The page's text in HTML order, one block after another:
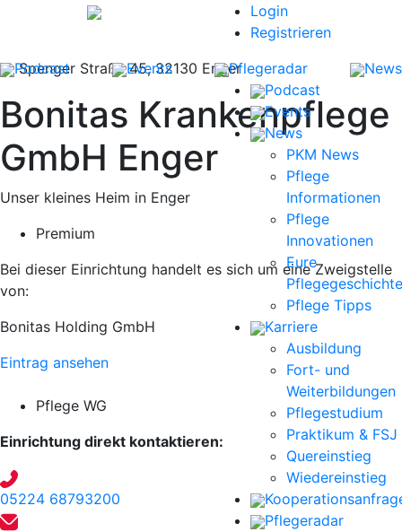
Login
Registrieren
Podcast
Events
News
PKM News
Pflege
Informationen
Pflege
Innovationen
Eure
Pflege Tipps
Karriere
Ausbildung
Fort- und
Weiterbildungen
Pflegestudium
Praktikum & FSJ
Quereinstieg
Wiedereinstieg
Pflegeradar
Podcast Events Pflegeradar News
Spenger Straße 45, 32130 Enger
Bonitas Krankenpflege
GmbH Enger
Unser kleines Heim in Enger
Premium
Bei dieser Einrichtung handelt es sich um eine Zweigstelle
von:
Bonitas Holding GmbH
Eintrag ansehen
Pflege WG
Einrichtung direkt kontaktieren:
05224 68793200